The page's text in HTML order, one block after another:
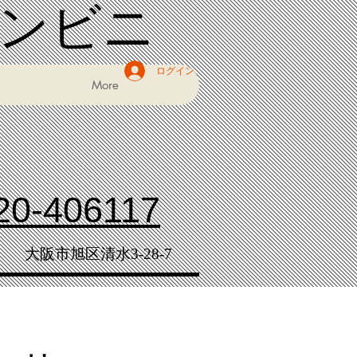
ビニ
More
406117
ログイン
大阪市旭区清水3-28-7